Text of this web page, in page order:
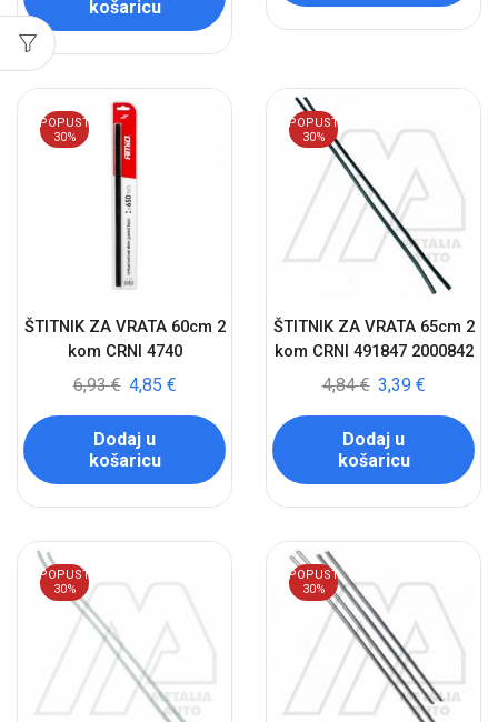
košaricu
POPUST
30%
ŠTITNIK ZA VRATA 60cm 2
kom CRNI 4740
6,93€ 4,85 €
Dodaj u
košaricu
POPUST
30%
ŠTITNIK ZA VRATA 65cm 2
kom CRNI 491847 2000842
4,84€ 3,39 €
Dodaj u
košaricu
POPUST
30%
POPUST
30%